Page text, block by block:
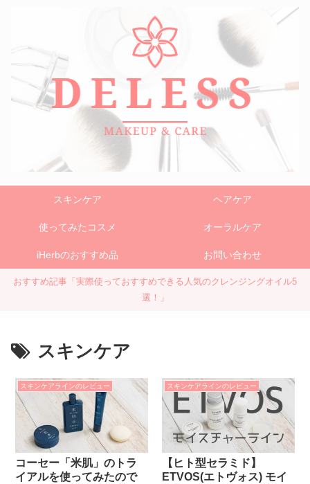
スキンケア ヘアケア
使ってみたコスメ オーラルケア
iHerbのおすすめ品 お問い合わせ
おすすめ記事「実際使っておすすめできる人気のクレンジングオイル5
選！」
スキンケア
スキンケアラインのレビュー
コーセー「米肌」のトラ
イアルを使ってみたので
スキンケアラインのレビュー
【ヒト型セラミド】
ETVOS(エトヴォス) モイ